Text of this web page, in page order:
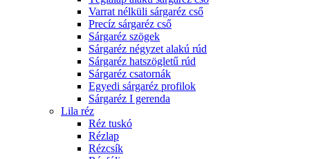
Varrat nélküli sárgaréz cső
Precíz sárgaréz cső
Sárgaréz szögek
Sárgaréz négyzet alakú rúd
Sárgaréz hatszögletű rúd
Sárgaréz csatornák
Egyedi sárgaréz profilok
Sárgaréz I gerenda
Lila réz
Réz tuskó
Rézlap
Rézcsík